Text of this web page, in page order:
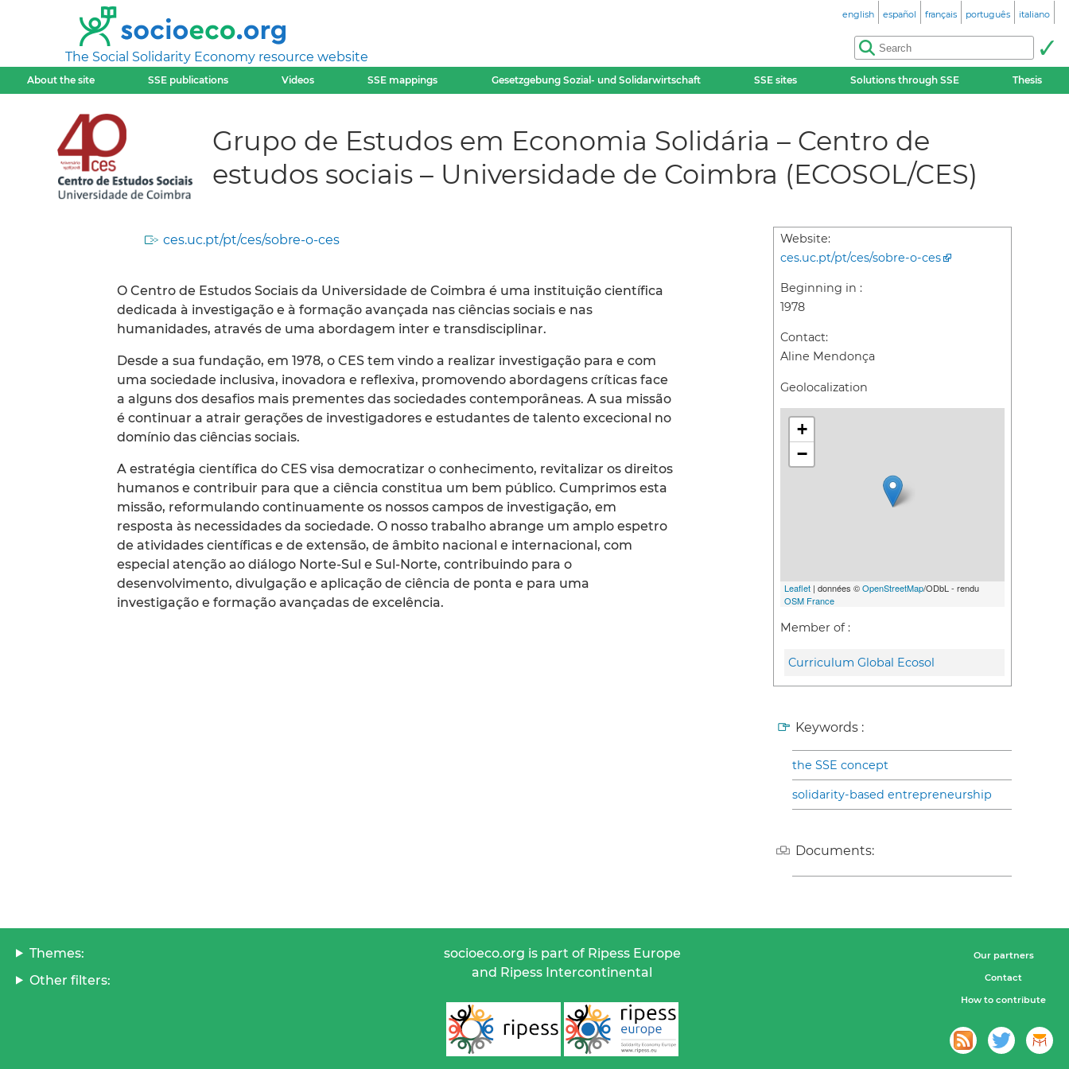
The Social Solidarity Economy resource website
english español français português italiano
About the site SSE publications Videos SSE mappings Gesetzgebung Sozial- und Solidarwirtschaft SSE sites Solutions through SSE Thesis
Grupo de Estudos em Economia Solidária – Centro de
estudos sociais – Universidade de Coimbra (ECOSOL/CES)
ces.uc.pt/pt/ces/sobre-o-ces
O Centro de Estudos Sociais da Universidade de Coimbra é uma instituição científica
dedicada à investigação e à formação avançada nas ciências sociais e nas
humanidades, através de uma abordagem inter e transdisciplinar.
Desde a sua fundação, em 1978, o CES tem vindo a realizar investigação para e com
uma sociedade inclusiva, inovadora e reflexiva, promovendo abordagens críticas face
a alguns dos desafios mais prementes das sociedades contemporâneas. A sua missão
é continuar a atrair gerações de investigadores e estudantes de talento excecional no
domínio das ciências sociais.
A estratégia científica do CES visa democratizar o conhecimento, revitalizar os direitos
humanos e contribuir para que a ciência constitua um bem público. Cumprimos esta
missão, reformulando continuamente os nossos campos de investigação, em
resposta às necessidades da sociedade. O nosso trabalho abrange um amplo espetro
de atividades científicas e de extensão, de âmbito nacional e internacional, com
especial atenção ao diálogo Norte-Sul e Sul-Norte, contribuindo para o
desenvolvimento, divulgação e aplicação de ciência de ponta e para uma
investigação e formação avançadas de excelência.
Website:
ces.uc.pt/pt/ces/sobre-o-ces
Beginning in :
1978
Contact:
Aline Mendonça
Geolocalization
+
−
Leaflet | données ©OpenStreetMap/ODbL - rendu
OSM France
Member of :
Curriculum Global Ecosol
Keywords :
the SSE concept
solidarity-based entrepreneurship
Documents:
Themes:
Other filters:
socioeco.org is part of Ripess Europe
and Ripess Intercontinental
Our partners
Contact
How to contribute